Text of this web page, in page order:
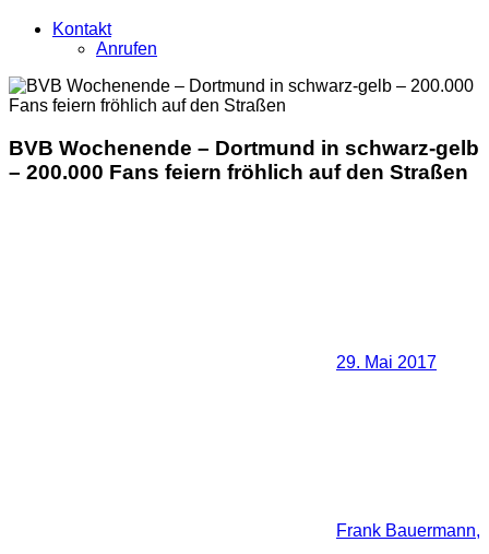
Kontakt
Anrufen
BVB Wochenende – Dortmund in schwarz-gelb
– 200.000 Fans feiern fröhlich auf den Straßen
29. Mai 2017
Frank Bauermann,